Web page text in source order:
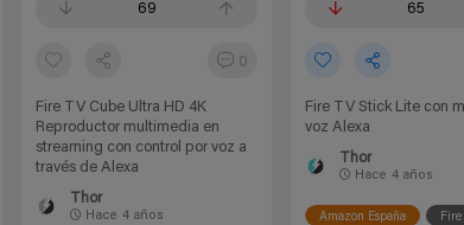
69
0
Fire TV Cube Ultra HD 4K
Reproductor multimedia en
streaming con control por voz a
través de Alexa
Thor
Hace 4 años
65
Fire TV Stick Lite con
voz Alexa
Thor
Hace 4 años
Amazon España Fire